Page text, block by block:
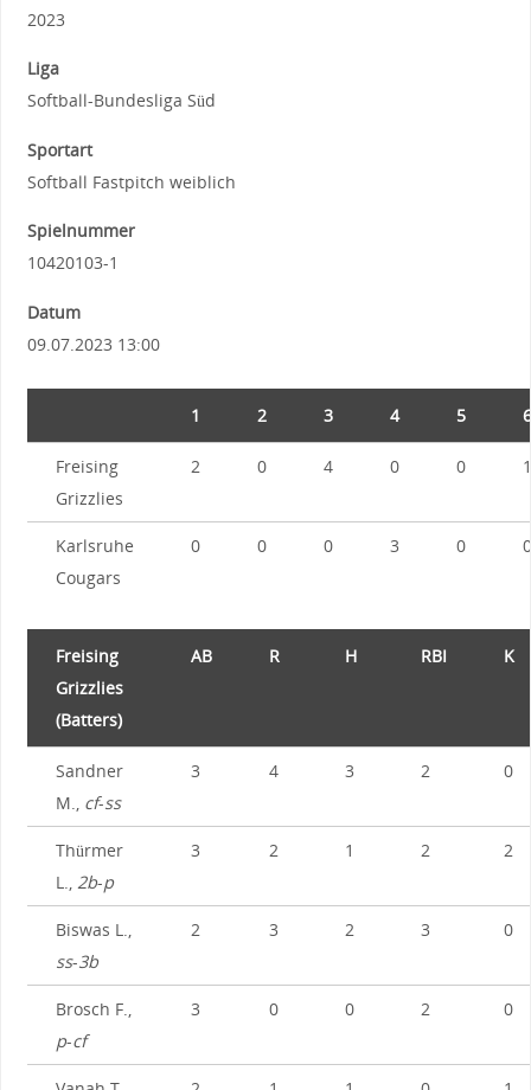
2023
Liga
Softball-Bundesliga Süd
Sportart
Softball Fastpitch weiblich
Spielnummer
10420103-1
Datum
09.07.2023 13:00
1 2 3 4 5 6
Freising
Grizzlies
2 0 4 0 0
Karlsruhe
Cougars
0 0 0 3 0 0
Freising
Grizzlies
(Batters)
AB R H RBI K
Sandner
M., cf-ss
3 4 3 2 0
Thürmer
L., 2b-p
3 2 1 2 2
Biswas L.,
ss-3b
2 3 2 3 0
Brosch F.,
p-cf
3 0 0 2 0